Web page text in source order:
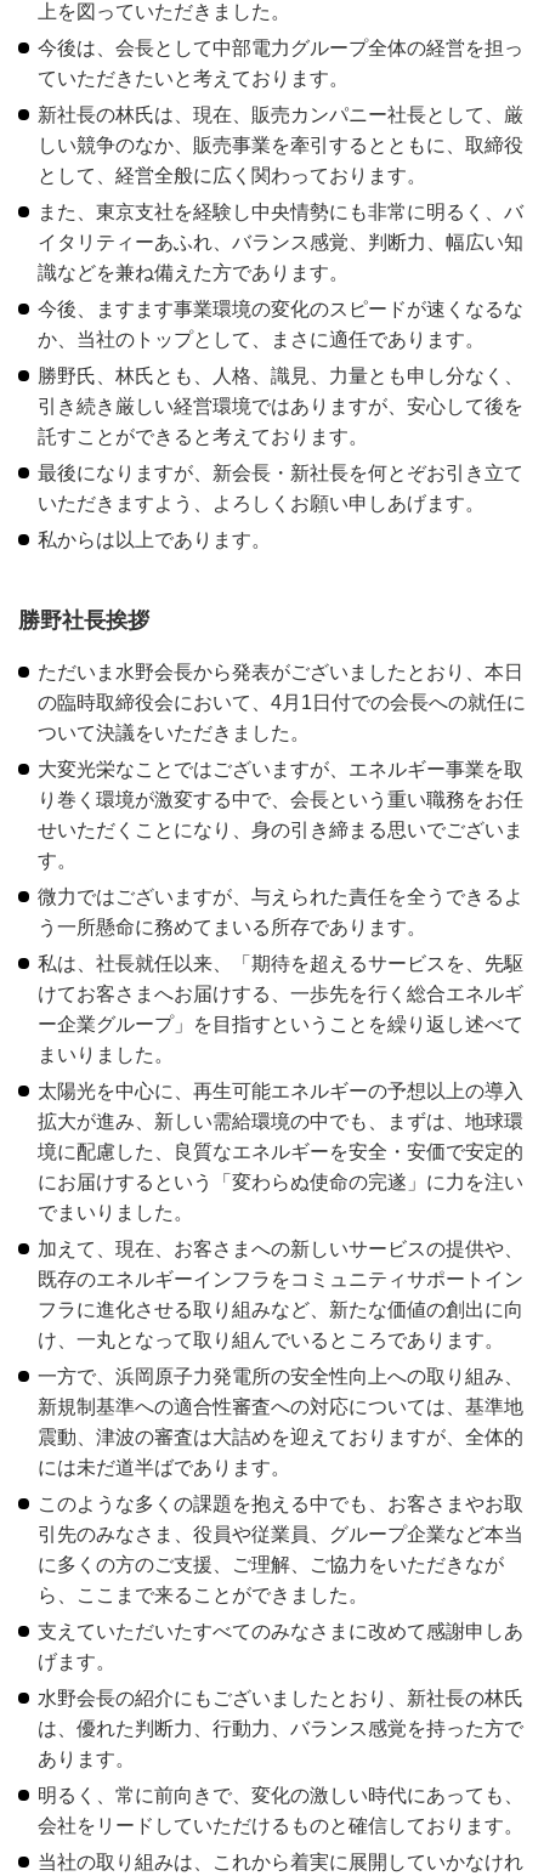
上を図っていただきました。
今後は、会長として中部電力グループ全体の経営を担っ
ていただきたいと考えております。
新社長の林氏は、現在、販売カンパニー社長として、厳
しい競争のなか、販売事業を牽引するとともに、取締役
として、経営全般に広く関わっております。
また、東京支社を経験し中央情勢にも非常に明るく、バ
イタリティーあふれ、バランス感覚、判断力、幅広い知
識などを兼ね備えた方であります。
今後、ますます事業環境の変化のスピードが速くなるな
か、当社のトップとして、まさに適任であります。
勝野氏、林氏とも、人格、識見、力量とも申し分なく、
引き続き厳しい経営環境ではありますが、安心して後を
託すことができると考えております。
最後になりますが、新会長・新社長を何とぞお引き立て
いただきますよう、よろしくお願い申しあげます。
私からは以上であります。
勝野社長挨拶
ただいま水野会長から発表がございましたとおり、本日
の臨時取締役会において、4月1日付での会長への就任に
ついて決議をいただきました。
大変光栄なことではございますが、エネルギー事業を取
り巻く環境が激変する中で、会長という重い職務をお任
せいただくことになり、身の引き締まる思いでございま
す。
微力ではございますが、与えられた責任を全うできるよ
う一所懸命に務めてまいる所存であります。
私は、社長就任以来、「期待を超えるサービスを、先駆
けてお客さまへお届けする、一歩先を行く総合エネルギ
ー企業グループ」を目指すということを繰り返し述べて
まいりました。
太陽光を中心に、再生可能エネルギーの予想以上の導入
拡大が進み、新しい需給環境の中でも、まずは、地球環
境に配慮した、良質なエネルギーを安全・安価で安定的
にお届けするという「変わらぬ使命の完遂」に力を注い
でまいりました。
加えて、現在、お客さまへの新しいサービスの提供や、
既存のエネルギーインフラをコミュニティサポートイン
フラに進化させる取り組みなど、新たな価値の創出に向
け、一丸となって取り組んでいるところであります。
一方で、浜岡原子力発電所の安全性向上への取り組み、
新規制基準への適合性審査への対応については、基準地
震動、津波の審査は大詰めを迎えておりますが、全体的
には未だ道半ばであります。
このような多くの課題を抱える中でも、お客さまやお取
引先のみなさま、役員や従業員、グループ企業など本当
に多くの方のご支援、ご理解、ご協力をいただきなが
ら、ここまで来ることができました。
支えていただいたすべてのみなさまに改めて感謝申しあ
げます。
水野会長の紹介にもございましたとおり、新社長の林氏
は、優れた判断力、行動力、バランス感覚を持った方で
あります。
明るく、常に前向きで、変化の激しい時代にあっても、
会社をリードしていただけるものと確信しております。
当社の取り組みは、これから着実に展開していかなけれ